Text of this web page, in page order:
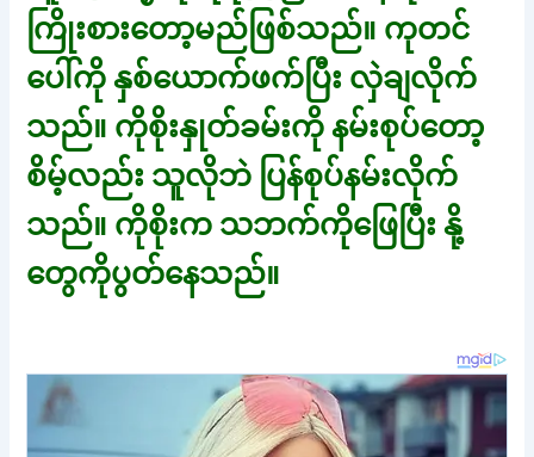
ကြိုးစားတော့မည်ဖြစ်သည်။ ကုတင်
ပေါ်ကို နှစ်ယောက်ဖက်ပြီး လှဲချလိုက်
သည်။ ကိုစိုးနှုတ်ခမ်းကို နမ်းစုပ်တော့
စိမ့်လည်း သူလိုဘဲ ပြန်စုပ်နမ်းလိုက်
သည်။ ကိုစိုးက သဘက်ကိုဖြေပြီး နို့
တွေကိုပွတ်နေသည်။